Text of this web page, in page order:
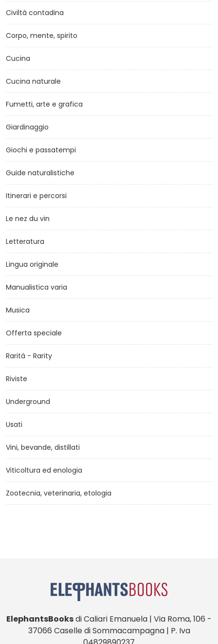
Civiltà contadina
Corpo, mente, spirito
Cucina
Cucina naturale
Fumetti, arte e grafica
Giardinaggio
Giochi e passatempi
Guide naturalistiche
Itinerari e percorsi
Le nez du vin
Letteratura
Lingua originale
Manualistica varia
Musica
Offerta speciale
Rarità - Rarity
Riviste
Underground
Usati
Vini, bevande, distillati
Viticoltura ed enologia
Zootecnia, veterinaria, etologia
ElephantsBooksdi Caliari Emanuela | Via Roma, 106 -
37066 Caselle di Sommacampagna | P. Iva